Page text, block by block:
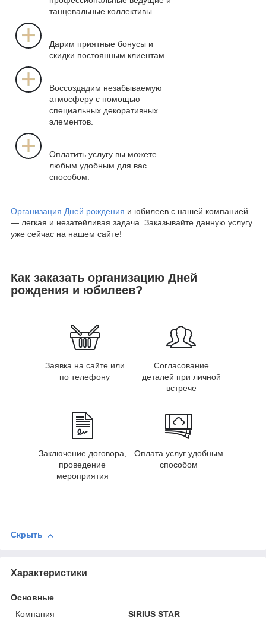
танцевальные коллективы.
Дарим приятные бонусы и
скидки постоянным клиентам.
Воссоздадим незабываемую
атмосферу с помощью
специальных декоративных
элементов.
Оплатить услугу вы можете
любым удобным для вас
способом.
Организация Дней рождения и юбилеев с нашей компанией
― легкая и незатейливая задача. Заказывайте данную услугу
уже сейчас на нашем сайте!
Как заказать организацию Дней
рождения и юбилеев?
Заявка на сайте или
по телефону
Согласование
деталей при личной
встрече
Заключение договора,
проведение
мероприятия
Оплата услуг удобным
способом
Скрыть
Характеристики
Основные
Компания
SIRIUS STAR